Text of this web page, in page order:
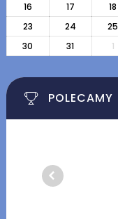
16
17 18
23
24 25
30
31 1
POLECAMY